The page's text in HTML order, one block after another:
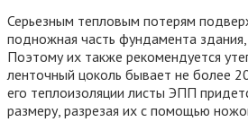
Серьезным тепловым потерям
подножная часть фундамента
Поэтому их также рекомендуется
ленточный цоколь бывает не более
его теплоизоляции листы ЭПП
размеру, разрезая их с помощью